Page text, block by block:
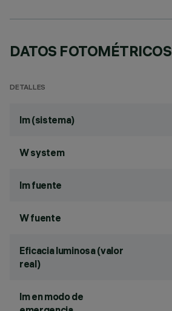
DATOS FOTOMÉTRICOS
DETALLES
lm (sistema)
W system
lm fuente
W fuente
Eficacia luminosa (valor
real)
lm en modo de